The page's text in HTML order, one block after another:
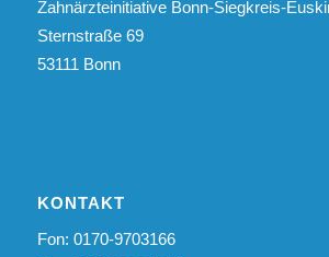
Zahnärzteinitiative Bonn-Siegkreis-
Sternstraße 69
53111 Bonn
KONTAKT
Fon: 0170-9703166